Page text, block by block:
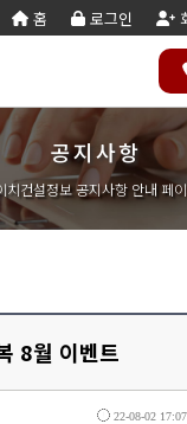
홈 로그인
사업
영역
조직
도
문건설업
실내건축공
사업
방 조경식재·시
사업
공
수중·준설공
사업
기
전기공사업
업자
산림사업법
인
양도
양수
리스
트
양도
양수
절차
기업
진단
실
태
기
재
사
항
경
건설
업등
록서
식
실질
자본
금
계산
기
세무
계산
기
공지사항
치건설정보 공지사항 안내 페
8월 이벤트
22-08-02 17:07